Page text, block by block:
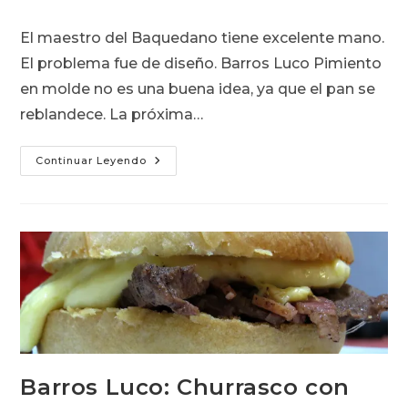
entrada:
El maestro del Baquedano tiene excelente mano.
El problema fue de diseño. Barros Luco Pimiento
en molde no es una buena idea, ya que el pan se
reblandece. La próxima…
Continuar Leyendo Barros
Luco
Barros Luco: Churrasco con